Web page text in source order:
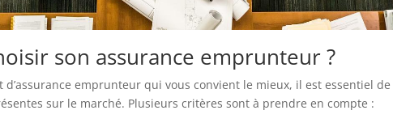
son assurance emprunteur ?
d’assurance emprunteur qui vous convient le mieux, il est essentiel de
sur le marché. Plusieurs critères sont à prendre en compte :